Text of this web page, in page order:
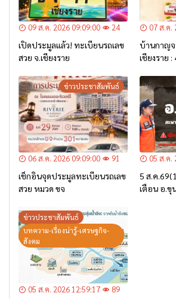
09 ส.ค. 2026 09:09:00 24
เปิดประมูลแล้ว! ทะเบียนรถเลข
สวย จ.เชียงราย
07 ส.ค.
บ้านกาญ
เชียงราย :
ข่าวประชาสัมพันธ์
06 ส.ค. 2026 09:09:00 91
เช็กอินจุดประมูลทะเบียนรถเลข
สวย หมวด ขจ
05 ส.ค.
5 ส.ค
เตือน อ.ขุ
ข่าวประชาสัมพันธ์
บทความ-เรื่องน่ารู้-เศรษฐกิจ-
สังคม
05 ส.ค. 2026 12:59:17 89